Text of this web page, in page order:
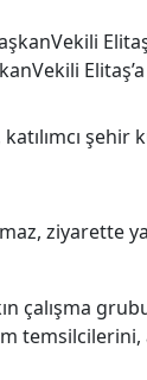
ziyarette
çalışma